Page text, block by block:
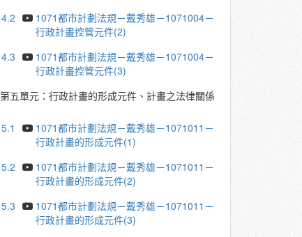
4.2
1071都市計劃法規－戴秀雄－1071004－
行政計畫控管元件(2)
4.3
1071都市計劃法規－戴秀雄－1071004－
行政計畫控管元件(3)
第五單元：行政計畫的形成元件、計畫之法律關係
5.1
1071都市計劃法規－戴秀雄－1071011－
行政計畫的形成元件(1)
5.2
1071都市計劃法規－戴秀雄－1071011－
行政計畫的形成元件(2)
5.3
1071都市計劃法規－戴秀雄－1071011－
行政計畫的形成元件(3)